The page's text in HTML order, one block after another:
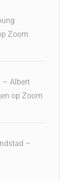
Zoom
– Albert
op Zoom
–